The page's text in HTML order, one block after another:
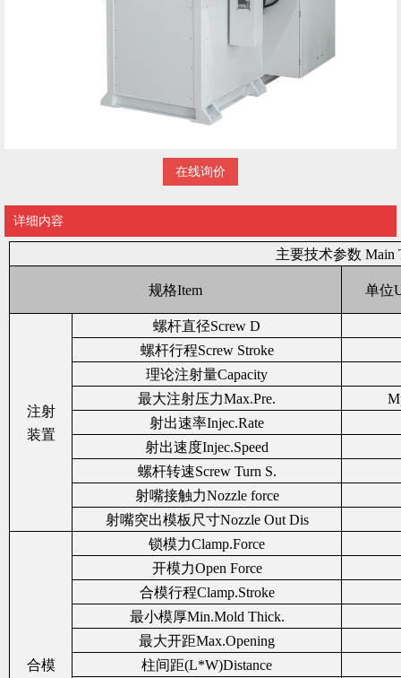
在线询价
详细内容
主要技术参数 Main
规格Item 单位
注射
装置
螺杆直径Screw D
螺杆行程Screw Stroke
理论注射量Capacity
最大注射压力Max.Pre.
射出速率Injec.Rate
射出速度Injec.Speed
螺杆转速Screw Turn S.
射嘴接触力Nozzle force
射嘴突出模板尺寸Nozzle Out Dis
合模
锁模力Clamp.Force
开模力Open Force
合模行程Clamp.Stroke
最小模厚Min.Mold Thick.
最大开距Max.Opening
柱间距(L*W)Distance